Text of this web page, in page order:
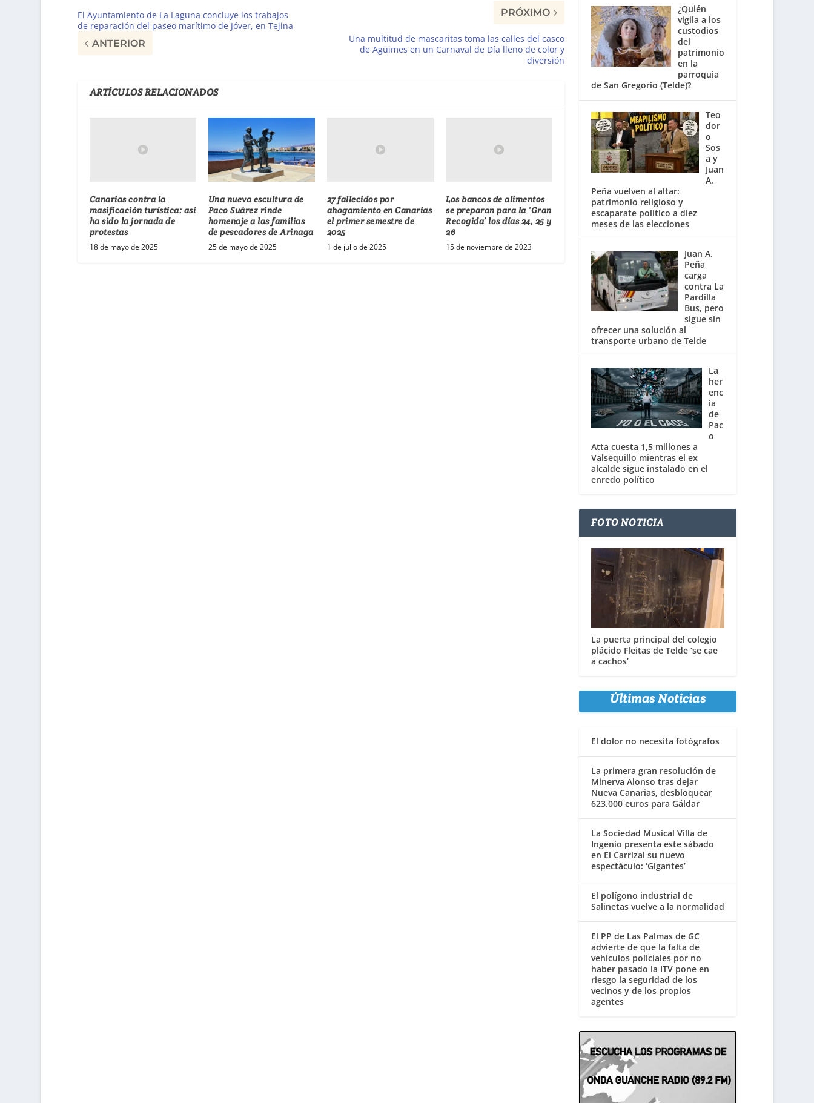
El Ayuntamiento de La Laguna concluye los trabajos
de reparación del paseo marítimo de Jóver, en Tejina
ANTERIOR
PRÓXIMO
Una multitud de mascaritas toma las calles del casco
de Agüimes en un Carnaval de Día lleno de color y
diversión
ARTÍCULOS RELACIONADOS
Canarias contra la
masificación turística: así
ha sido la jornada de
protestas
18 de mayo de 2025
Una nueva escultura de
Paco Suárez rinde
homenaje a las familias
de pescadores de Arinaga
25 de mayo de 2025
27 fallecidos por
ahogamiento en Canarias
el primer semestre de
2025
1 de julio de 2025
Los bancos de alimentos
se preparan para la ‘Gran
Recogida’ los días 24, 25 y
26
15 de noviembre de 2023
¿Quién
vigila a los
custodios
del
patrimonio
en la
parroquia
de San Gregorio (Telde)?
Teo
dor
o
Sos
a y
Juan
A.
Peña vuelven al altar:
patrimonio religioso y
escaparate político a diez
meses de las elecciones
Juan A.
Peña
carga
contra La
Pardilla
Bus, pero
sigue sin
ofrecer una solución al
transporte urbano de Telde
La
her
enc
ia
de
Pac
o
Atta cuesta 1,5 millones a
Valsequillo mientras el ex
alcalde sigue instalado en el
enredo político
FOTO NOTICIA
La puerta principal del colegio
plácido Fleitas de Telde ‘se cae
a cachos’
Últimas Noticias
El dolor no necesita fotógrafos
La primera gran resolución de
Minerva Alonso tras dejar
Nueva Canarias, desbloquear
623.000 euros para Gáldar
La Sociedad Musical Villa de
Ingenio presenta este sábado
en El Carrizal su nuevo
espectáculo: ‘Gigantes’
El polígono industrial de
Salinetas vuelve a la normalidad
El PP de Las Palmas de GC
advierte de que la falta de
vehículos policiales por no
haber pasado la ITV pone en
riesgo la seguridad de los
vecinos y de los propios
agentes